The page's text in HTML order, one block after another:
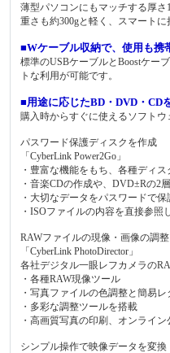
薄型パソコンにもマッチする厚さ
重さも約300gと軽く、スマートに
■Wケーブル収納で、使用も携
標準のUSBケーブルとBoostケー
トな利用が可能です。
■用途に応じたBD・DVD・CD
購入時からすぐに使えるソフトウ
パスワード保護ディスクを作成
「CyberLink Power2Go」
・豊富な機能をもち、各種ディ
・音楽CDの作成や、DVD±Rの2
・大切なデータをパスワードで
・ISOファイルの内容を直接参
RAWファイルの現像・画像の調整
「CyberLink PhotoDirector」
各社デジタル一眼レフカメラの
・各種RAW現像ツール
・写真ファイルの色調整と簡易レ
・多彩な調整ツールを搭載
・高画質写真の印刷、オンライ
シンプル操作で映像データを変換